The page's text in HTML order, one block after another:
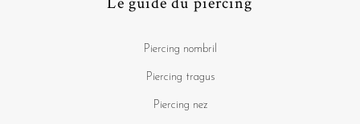
Piercing nombril
Piercing tragus
Piercing nez